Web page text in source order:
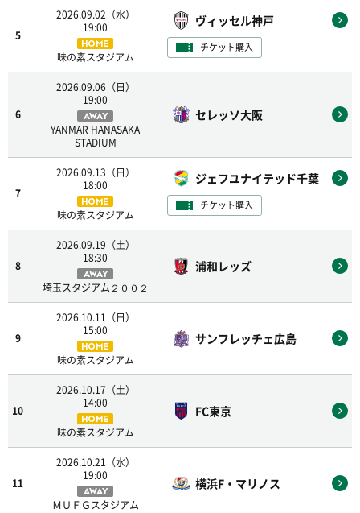
5
2026.09.02（水）
19:00
HOME
味の素スタジアム
ヴィッセル神戸
チケット購入
6
2026.09.06（日）
19:00
AWAY
YANMAR HANASAKA
STADIUM
セレッソ大阪
7
2026.09.13（日）
18:00
HOME
味の素スタジアム
ジェフユナイテッド千葉
チケット購入
8
2026.09.19（土）
18:30
AWAY
埼玉スタジアム２００２
浦和レッズ
9
2026.10.11（日）
15:00
HOME
味の素スタジアム
サンフレッチェ広島
10
2026.10.17（土）
14:00
HOME
味の素スタジアム
FC東京
11
2026.10.21（水）
19:00
AWAY
ＭＵＦＧスタジアム
横浜F・マリノス